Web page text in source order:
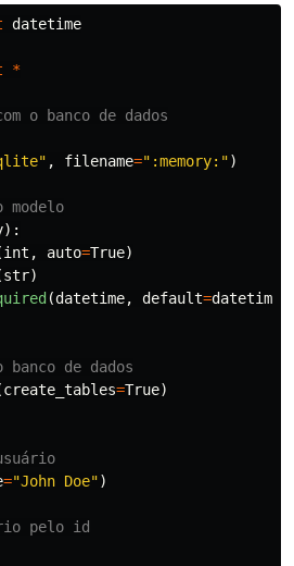
datetime
*
" , filename=" :memory: ")
):
int , auto=True)
str)
(datetime, default=datetime
create_tables=True)
="John Doe")